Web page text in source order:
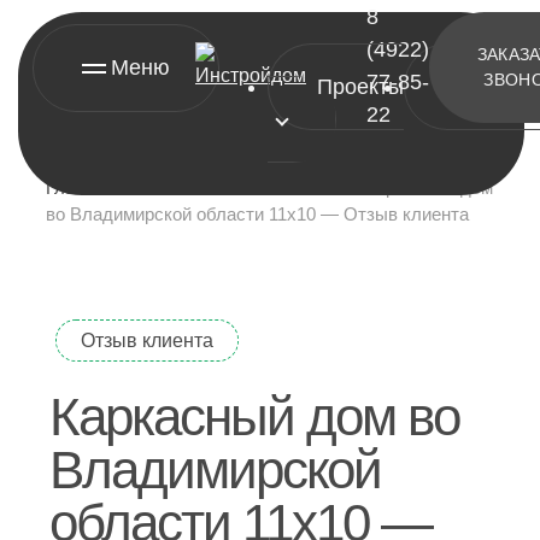
Меню
Проекты
8
(4922)
77-85-
22
[ проекты ]
Барнхаусы
Двухэтажные дома
Одноэтажные дома
Главная
Каркасный дом
во Владимирской области 11х10 — Отзыв клиента
Отзыв клиента
Каркасный дом во
Владимирской
области 11х10 —